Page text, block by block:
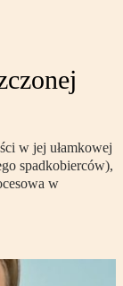
w jej ułamkowej
spadkobierców),
w